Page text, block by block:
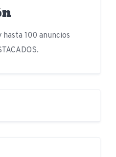
hasta 100 anuncios